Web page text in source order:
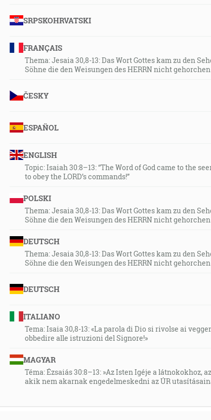
SRPSKOHRVATSKI
FRANÇAIS
Thema: Jesaia 30,8-13: Das Wort Gottes kam zu den
Söhne die den Weisungen des HERRN nicht
ČESKY
ESPAÑOL
ENGLISH
Topic: Isaiah 30:8–13: “The Word of God came to the
to obey the LORD’s commands!”
POLSKI
Thema: Jesaia 30,8-13: Das Wort Gottes kam zu den
Söhne die den Weisungen des HERRN nicht
DEUTSCH
Thema: Jesaia 30,8-13: Das Wort Gottes kam zu den
Söhne die den Weisungen des HERRN nicht
DEUTSCH
ITALIANO
Tema: Isaia 30,8-13: «La parola di Dio si rivolse ai
obbedire alle istruzioni del Signore!»
MAGYAR
Téma: Ézsaiás 30:8–13: »Az Isten Igéje a
akik nem akarnak engedelmeskedni az ÚR